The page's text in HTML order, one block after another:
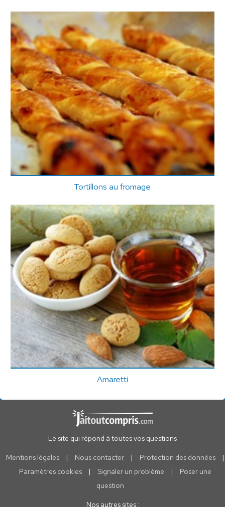
Tortillons au fromage
Amaretti
Le site qui répond à toutes vos questions
Mentions légales | Nous contacter | Protection des données
|
Paramètres cookies
| Signaler un problème |
Poser une
question
Nos autres sites :